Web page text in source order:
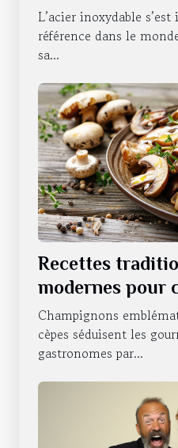
chaque occasion
L’acier inoxydable
référence dans le
sa...
Recettes
modernes pour
cèpes
Champignons
cèpes séduisent les
gastronomes par...